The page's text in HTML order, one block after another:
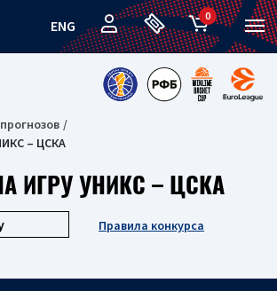
ENG
0
– ЦСКА
ИГРУ УНИКС – ЦСКА
Правила конкурса